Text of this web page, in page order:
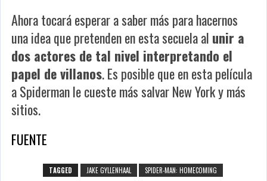
Ahora tocará esperar a saber más para hacernos
una idea que pretenden en esta secuela al unir a
dos actores de tal nivel interpretando el
papel de villanos. Es posible que en esta película
a Spiderman le cueste más salvar New York y más
sitios.
FUENTE
TAGGED JAKE GYLLENHAAL SPIDER-MAN: HOMECOMING